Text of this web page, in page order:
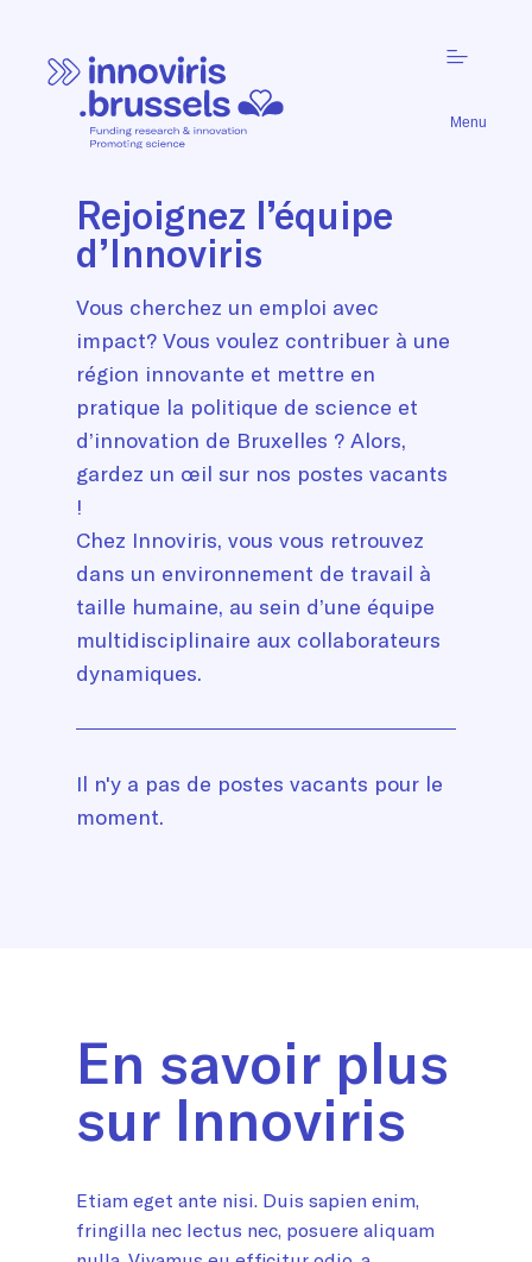
Menu
Rejoignez l’équipe
d’Innoviris
Vous cherchez un emploi avec
impact? Vous voulez contribuer à une
région innovante et mettre en
pratique la politique de science et
d’innovation de Bruxelles ? Alors,
gardez un œil sur nos postes vacants
!
Chez Innoviris, vous vous retrouvez
dans un environnement de travail à
taille humaine, au sein d’une équipe
multidisciplinaire aux collaborateurs
dynamiques.
List
of
Il n'y a pas de postes vacants pour le
moment.
En savoir plus
sur Innoviris
Etiam eget ante nisi. Duis sapien enim,
fringilla nec lectus nec, posuere aliquam